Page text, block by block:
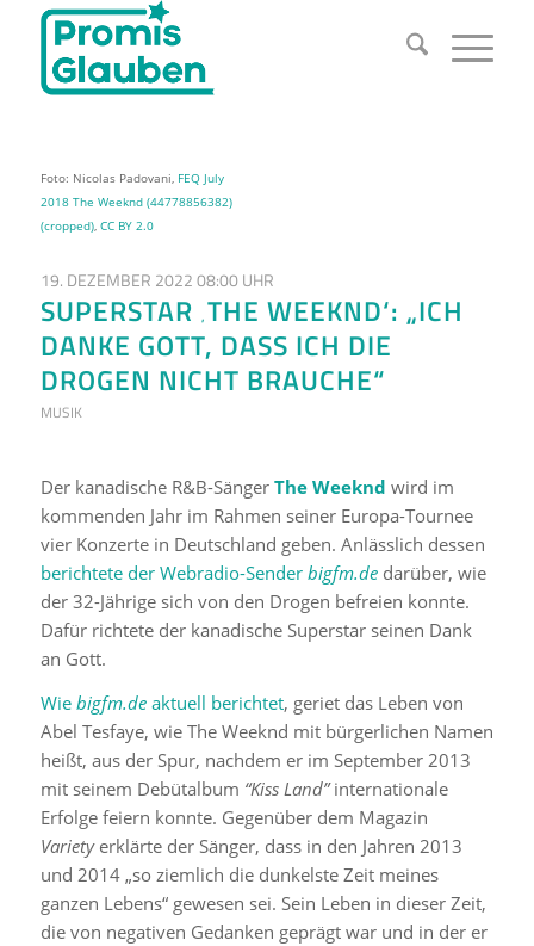
Foto: Nicolas Padovani, FEQ July
2018 The Weeknd (44778856382)
(cropped), CC BY 2.0
19. DEZEMBER 2022 08:00 UHR
SUPERSTAR ‚THE WEEKND‘: „ICH
DANKE GOTT, DASS ICH DIE
DROGEN NICHT BRAUCHE“
MUSIK
Der kanadische R&B-Sänger The Weeknd wird im
kommenden Jahr im Rahmen seiner Europa-Tournee
vier Konzerte in Deutschland geben. Anlässlich dessen
berichtete der Webradio-Sender bigfm.dedarüber, wie
der 32-Jährige sich von den Drogen befreien konnte.
Dafür richtete der kanadische Superstar seinen Dank
an Gott.
Wie bigfm.deaktuell berichtet, geriet das Leben von
Abel Tesfaye, wie The Weeknd mit bürgerlichen Namen
heißt, aus der Spur, nachdem er im September 2013
mit seinem Debütalbum “Kiss Land”internationale
Erfolge feiern konnte. Gegenüber dem Magazin
Variety erklärte der Sänger, dass in den Jahren 2013
und 2014 „so ziemlich die dunkelste Zeit meines
ganzen Lebens“ gewesen sei. Sein Leben in dieser Zeit,
die von negativen Gedanken geprägt war und in der er